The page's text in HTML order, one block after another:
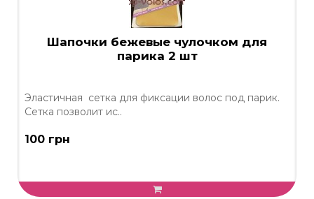
Шапочки бежевые чулочком для
парика 2 шт
Эластичная сетка для фиксации волос под парик.
Сетка позволит ис..
100 грн